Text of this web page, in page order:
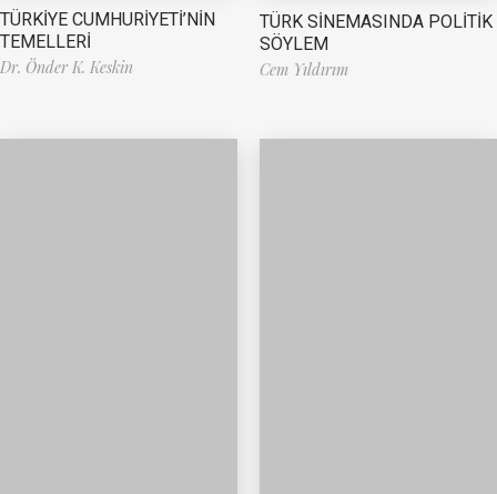
TÜRKİYE CUMHURİYETİ’NİN
TEMELLERİ
Dr. Önder K. Keskin
TÜRK SİNEMASINDA POLİTİK
SÖYLEM
Cem Yıldırım